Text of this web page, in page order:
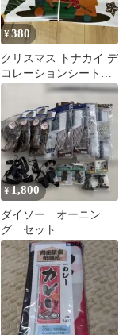
¥380
クリスマス トナカイ デ
コレーションシート
HYC-004 ウォールステ
¥1,800
ダイソー オーニン
グ セット